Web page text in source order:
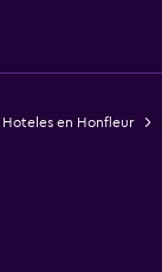
Hoteles en Honfleur